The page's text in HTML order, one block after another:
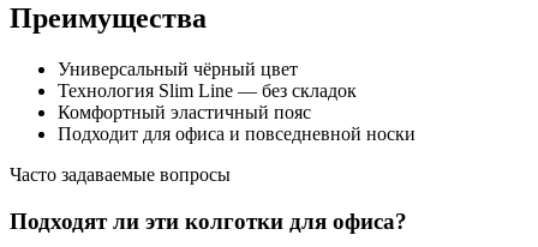
Преимущества
Универсальный чёрный цвет
Технология Slim Line — без складок
Комфортный эластичный пояс
Подходит для офиса и повседневной носки
Часто задаваемые вопросы
Подходят ли эти колготки для офиса?